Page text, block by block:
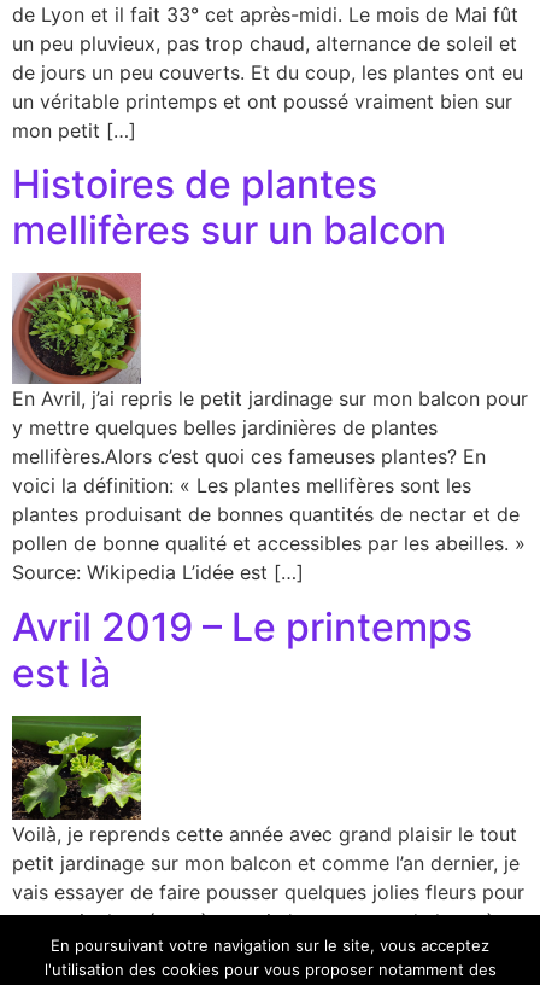
de Lyon et il fait 33° cet après-midi. Le mois de Mai fût
un peu pluvieux, pas trop chaud, alternance de soleil et
de jours un peu couverts. Et du coup, les plantes ont eu
un véritable printemps et ont poussé vraiment bien sur
mon petit […]
Histoires de plantes
mellifères sur un balcon
En Avril, j’ai repris le petit jardinage sur mon balcon pour
y mettre quelques belles jardinières de plantes
mellifères.Alors c’est quoi ces fameuses plantes? En
voici la définition: « Les plantes mellifères sont les
plantes produisant de bonnes quantités de nectar et de
pollen de bonne qualité et accessibles par les abeilles. »
Source: Wikipedia L’idée est […]
Avril 2019 – Le printemps
est là
Voilà, je reprends cette année avec grand plaisir le tout
petit jardinage sur mon balcon et comme l’an dernier, je
vais essayer de faire pousser quelques jolies fleurs pour
ces petits hyménoptères qui n’ont pas grand chose à se
mettre sous la dent. Pour commencer, un petit bilan de
l’hiver passé … il n’a pas […]
En poursuivant votre navigation sur le site, vous acceptez
l'utilisation des cookies pour vous proposer notamment des